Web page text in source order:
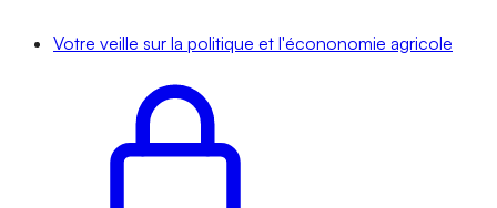
Votre veille sur la politique et l'écononomie agricole